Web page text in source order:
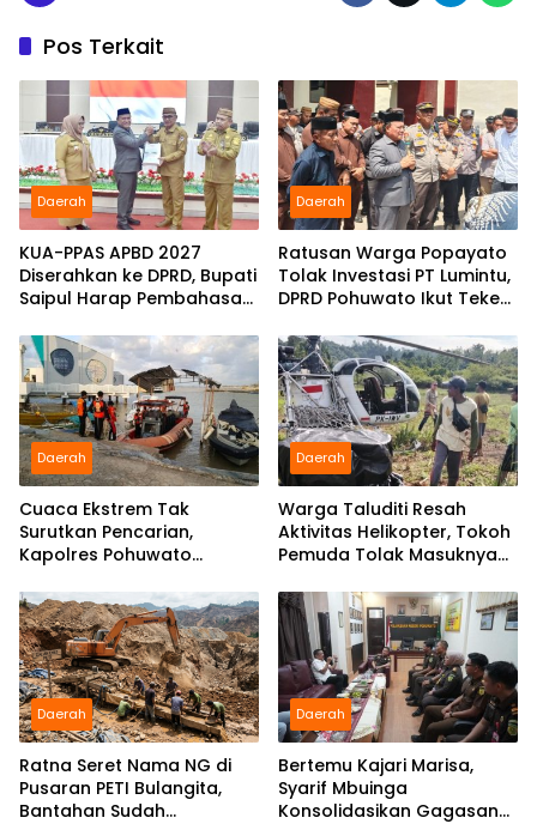
Pos Terkait
Daerah
KUA-PPAS APBD 2027
Diserahkan ke DPRD, Bupati
Saipul Harap Pembahasan
Daerah
Ratusan Warga Popayato
Tolak Investasi PT Lumintu,
DPRD Pohuwato Ikut Teken
Daerah
Cuaca Ekstrem Tak
Surutkan Pencarian,
Kapolres Pohuwato
Temukan Speedboat
Hilang
Daerah
Warga Taluditi Resah
Aktivitas Helikopter, Tokoh
Pemuda Tolak Masuknya
Daerah
Ratna Seret Nama NG di
Pusaran PETI Bulangita,
Bantahan Sudah
Daerah
Bertemu Kajari Marisa,
Syarif Mbuinga
Konsolidasikan Gagasan